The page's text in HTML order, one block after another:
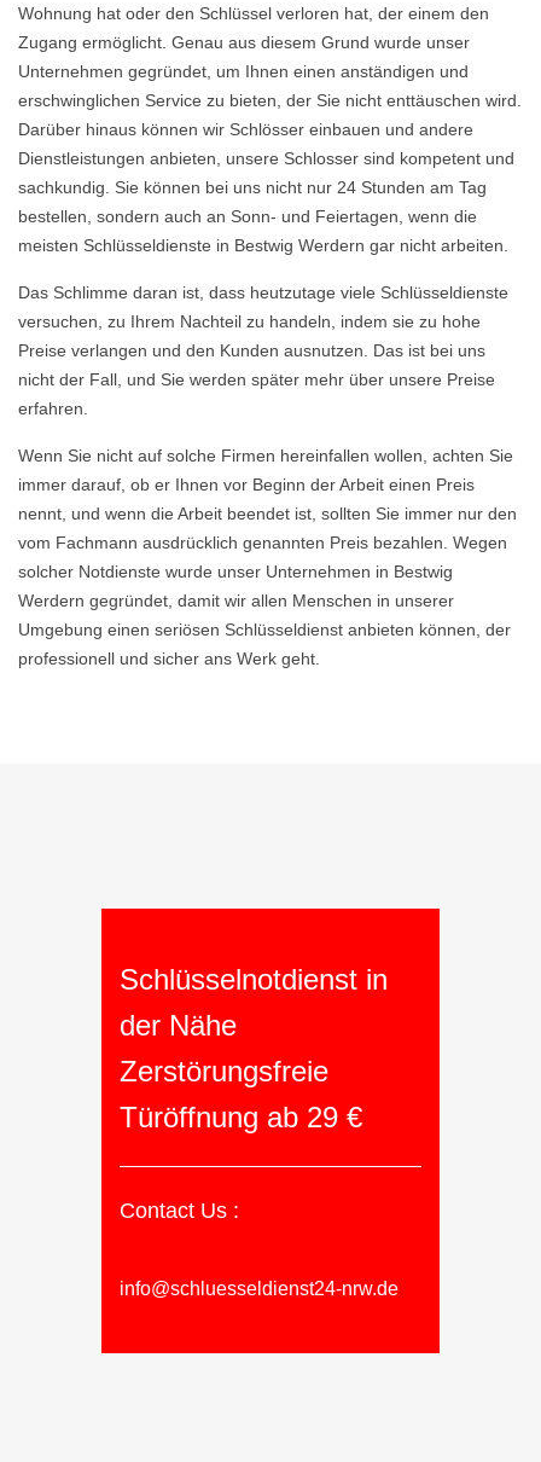
Wohnung hat oder den Schlüssel verloren hat, der einem den
Zugang ermöglicht. Genau aus diesem Grund wurde unser
Unternehmen gegründet, um Ihnen einen anständigen und
erschwinglichen Service zu bieten, der Sie nicht enttäuschen wird.
Darüber hinaus können wir Schlösser einbauen und andere
Dienstleistungen anbieten, unsere Schlosser sind kompetent und
sachkundig. Sie können bei uns nicht nur 24 Stunden am Tag
bestellen, sondern auch an Sonn- und Feiertagen, wenn die
meisten Schlüsseldienste in Bestwig Werdern gar nicht arbeiten.
Das Schlimme daran ist, dass heutzutage viele Schlüsseldienste
versuchen, zu Ihrem Nachteil zu handeln, indem sie zu hohe
Preise verlangen und den Kunden ausnutzen. Das ist bei uns
nicht der Fall, und Sie werden später mehr über unsere Preise
erfahren.
Wenn Sie nicht auf solche Firmen hereinfallen wollen, achten Sie
immer darauf, ob er Ihnen vor Beginn der Arbeit einen Preis
nennt, und wenn die Arbeit beendet ist, sollten Sie immer nur den
vom Fachmann ausdrücklich genannten Preis bezahlen. Wegen
solcher Notdienste wurde unser Unternehmen in Bestwig
Werdern gegründet, damit wir allen Menschen in unserer
Umgebung einen seriösen Schlüsseldienst anbieten können, der
professionell und sicher ans Werk geht.
Schlüsselnotdienst in
der Nähe
Zerstörungsfreie
Türöffnung ab 29 €
Contact Us :
info@schluesseldienst24-nrw.de